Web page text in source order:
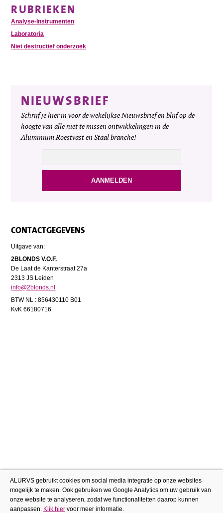
RUBRIEKEN
Analyse-Instrumenten
Laboratoria
Niet destructief onderzoek
NIEUWSBRIEF
Schrijf je hier in voor de wekelijkse Nieuwsbrief en blijf op de
hoogte van alle niet te missen ontwikkelingen in de
Aluminium Roestvast en Staal branche!
CONTACTGEGEVENS
Uitgave van:
2BLONDS V.O.F.
De Laat de Kanterstraat 27a
2313 JS Leiden
info@2blonds.nl
BTW NL : 856430110 B01
KvK 66180716
ALURVS gebruikt cookies om social media integratie op onze websites
mogelijk te maken. Ook gebruiken we Google Analytics om uw gebruik van
onze website te analyseren, zodat we functionaliteiten daarop kunnen
aanpassen. Klik hier voor meer informatie.